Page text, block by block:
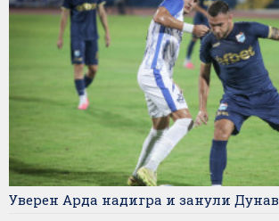
Уверен Арда надигра и занули Дунав